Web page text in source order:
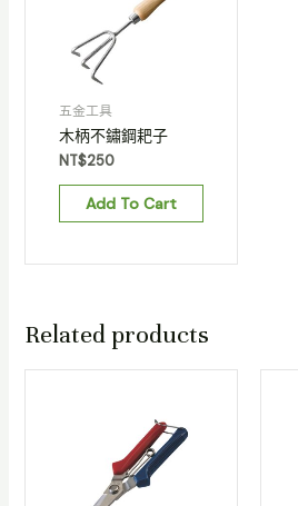
五金工具
木柄不鏽鋼耙子
NT$250
Add To Cart
Related products